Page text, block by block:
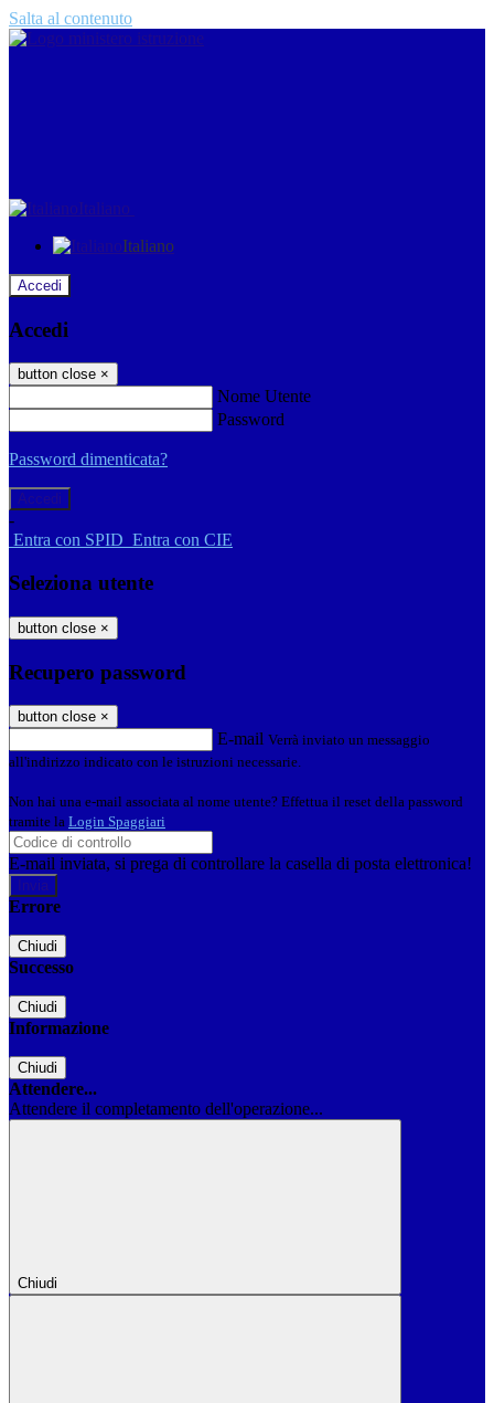
Salta al contenuto
Italiano
Italiano
Accedi
Accedi
button close ×
Nome Utente
Password
Password dimenticata?
-
Entra con SPID Entra con CIE
Seleziona utente
button close ×
Recupero password
button close ×
E-mail Verrà inviato un messaggio
all'indirizzo indicato con le istruzioni necessarie.
Non hai una e-mail associata al nome utente? Effettua il reset della password
tramite la Login Spaggiari
E-mail inviata, si prega di controllare la casella di posta elettronica!
Errore
Chiudi
Successo
Chiudi
Informazione
Chiudi
Attendere...
Attendere il completamento dell'operazione...
Chiudi